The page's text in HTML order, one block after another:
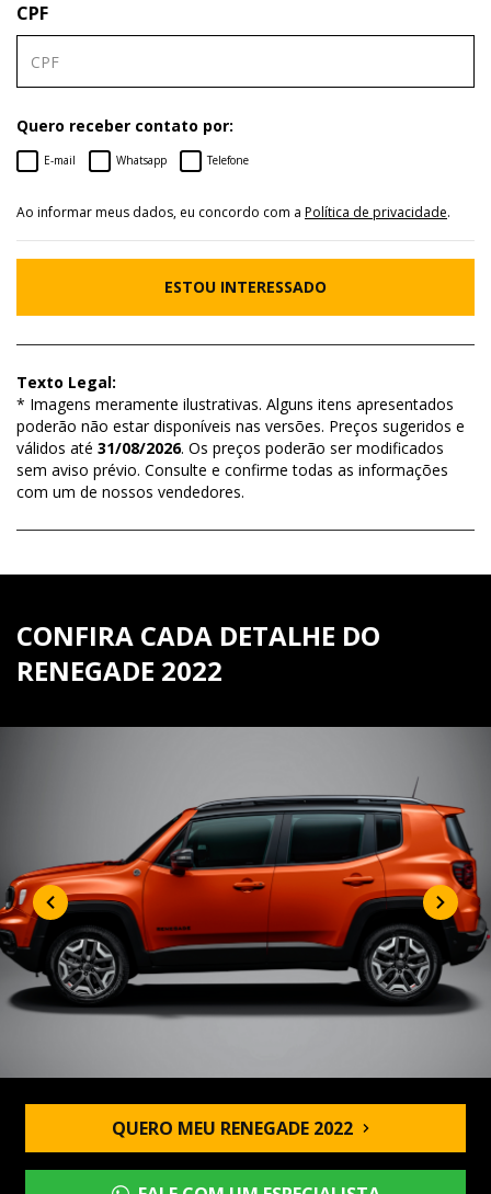
CPF
Quero receber contato por:
E-mail Whatsapp Telefone
Ao informar meus dados, eu concordo com a Política de privacidade.
ESTOU INTERESSADO
Texto Legal:
* Imagens meramente ilustrativas. Alguns itens apresentados
poderão não estar disponíveis nas versões. Preços sugeridos e
válidos até 31/08/2026. Os preços poderão ser modificados
sem aviso prévio. Consulte e confirme todas as informações
com um de nossos vendedores.
CONFIRA CADA DETALHE DO
RENEGADE 2022
QUERO MEU RENEGADE 2022